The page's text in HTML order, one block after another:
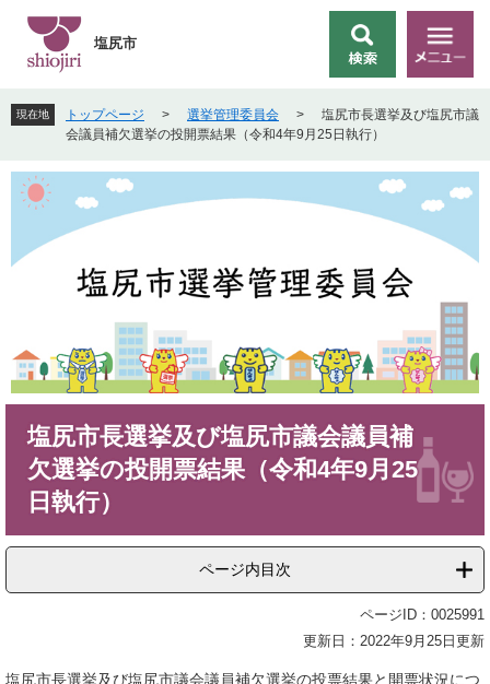
先
頭
す
を
飛
し
へ
索
メ
ニ
ー
塩尻市
現在地 トップページ > 選挙管理委員会 >
塩尻市長選挙及び塩尻市議
会議員補欠選挙の投開票結果（令和4年9月25日執行）
塩尻市長選挙及び塩尻市議会議員補
欠選挙の投開票結果（令和4年9月25
日執行）
ページ内目次
ページID：0025991
更新日：2022年9月25日更新
塩尻市長選挙及び塩尻市議会議員補欠選挙の投票結果と開票状況につ